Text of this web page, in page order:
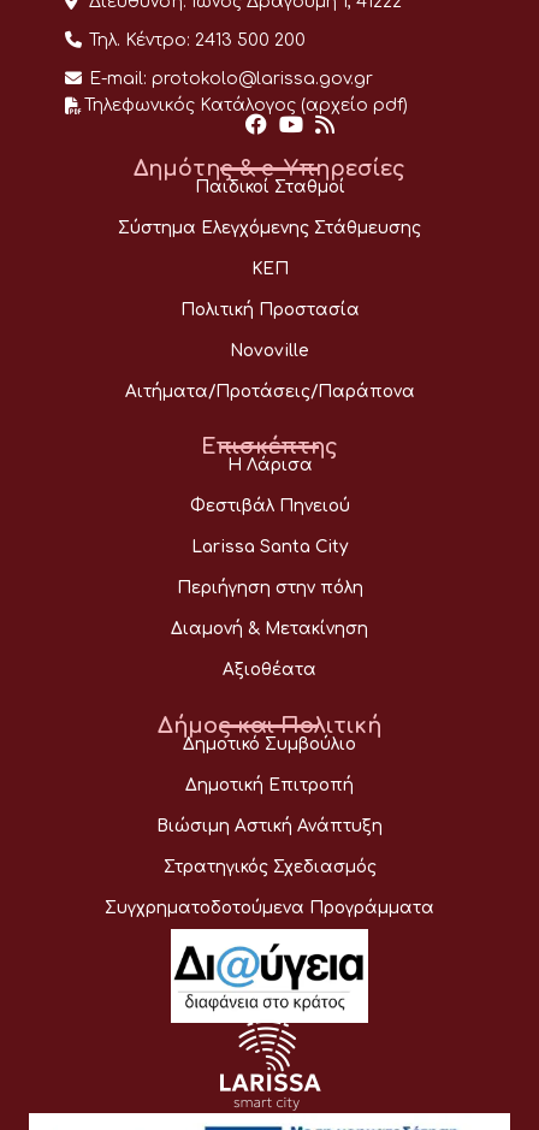
Τηλ. Κέντρο: 2413 500 200
E-mail: protokolo@larissa.gov.gr
Τηλεφωνικός Κατάλογος (αρχείο pdf)
Δημότης & e-Υπηρεσίες
Παιδικοί Σταθμοί
Σύστημα Ελεγχόμενης Στάθμευσης
ΚΕΠ
Πολιτική Προστασία
Novoville
Αιτήματα/Προτάσεις/Παράπονα
Επισκέπτης
Η Λάρισα
Φεστιβάλ Πηνειού
Larissa Santa City
Περιήγηση στην πόλη
Διαμονή & Μετακίνηση
Αξιοθέατα
Δήμος και Πολιτική
Δημοτικό Συμβούλιο
Δημοτική Επιτροπή
Βιώσιμη Αστική Ανάπτυξη
Στρατηγικός Σχεδιασμός
Συγχρηματοδοτούμενα Προγράμματα